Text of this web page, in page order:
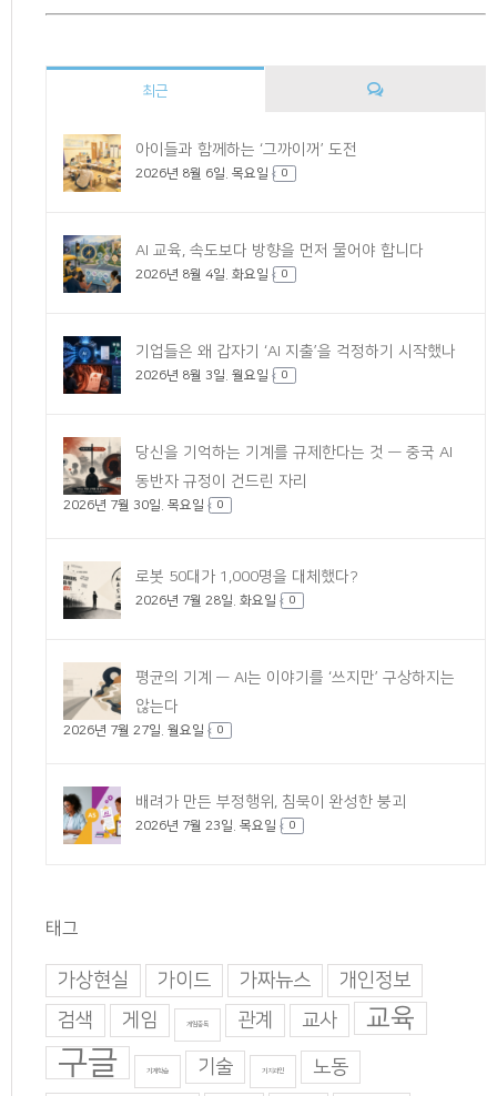
최근
아이들과 함께하는 ‘그까이꺼’ 도전
2026년 8월 6일. 목요일 0
AI 교육, 속도보다 방향을 먼저 물어야 합니다
2026년 8월 4일. 화요일 0
기업들은 왜 갑자기 ‘AI 지출’을 걱정하기 시작했나
2026년 8월 3일. 월요일 0
당신을 기억하는 기계를 규제한다는 것 — 중국 AI
동반자 규정이 건드린 자리
2026년 7월 30일. 목요일 0
로봇 50대가 1,000명을 대체했다?
2026년 7월 28일. 화요일 0
평균의 기계 — AI는 이야기를 ‘쓰지만’ 구상하지는
않는다
2026년 7월 27일. 월요일 0
배려가 만든 부정행위, 침묵이 완성한 붕괴
2026년 7월 23일. 목요일 0
태그
가상현실 가이드 가짜뉴스
개인정보
검색
게임 게임중독 관계 교사 교육
구글 기계학습 기술 기지과인 노동